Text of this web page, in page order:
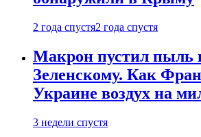
2 года спустя2 года спустя
Макрон пустил пыль
Зеленскому. Как
Украине воздух на
3 недели спустя